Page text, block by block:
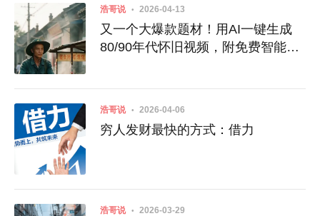
浩哥说 2026-04-13
又一个大爆款题材！用AI一键生成
80/90年代怀旧视频，附免费智能体
浩哥说 2026-04-06
穷人发财最快的方式：借力
浩哥说 2026-03-29